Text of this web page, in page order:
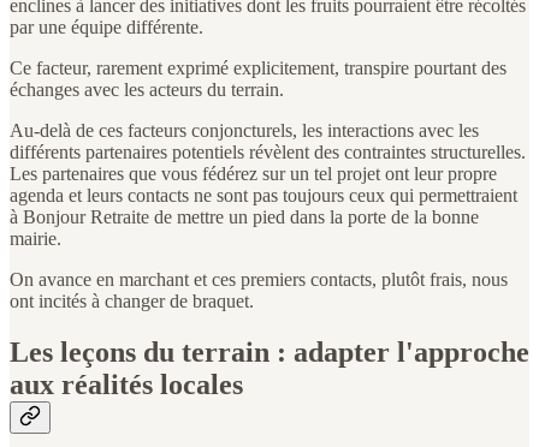
enclines à lancer des initiatives dont les fruits pourraient être récoltés
par une équipe différente.
Ce facteur, rarement exprimé explicitement, transpire pourtant des
échanges avec les acteurs du terrain.
Au-delà de ces facteurs conjoncturels, les interactions avec les
différents partenaires potentiels révèlent des contraintes structurelles.
Les partenaires que vous fédérez sur un tel projet ont leur propre
agenda et leurs contacts ne sont pas toujours ceux qui permettraient
à Bonjour Retraite de mettre un pied dans la porte de la bonne
mairie.
On avance en marchant et ces premiers contacts, plutôt frais, nous
ont incités à changer de braquet.
Les leçons du terrain : adapter l'approche
aux réalités locales